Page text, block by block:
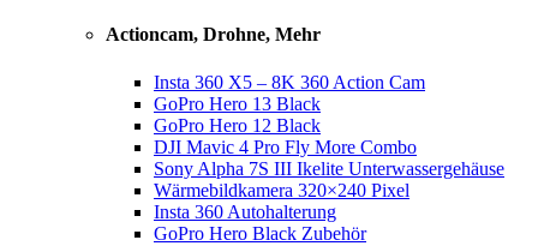
Actioncam, Drohne, Mehr
Insta 360 X5 – 8K 360 Action Cam
GoPro Hero 13 Black
GoPro Hero 12 Black
DJI Mavic 4 Pro Fly More Combo
Sony Alpha 7S III Ikelite Unterwassergehäuse
Wärmebildkamera 320×240 Pixel
Insta 360 Autohalterung
GoPro Hero Black Zubehör